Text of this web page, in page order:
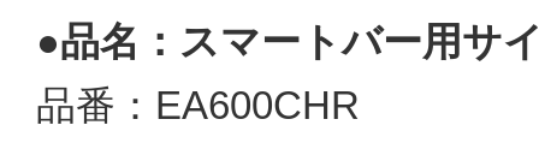
●品名：スマートバー用サ
品番：EA600CHR